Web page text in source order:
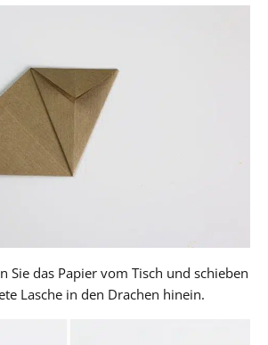
Sie das Papier vom Tisch und schieben
Lasche in den Drachen hinein.